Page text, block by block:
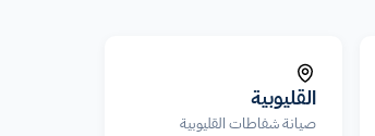
القليوبية
صيانة شفاطات القليوبية